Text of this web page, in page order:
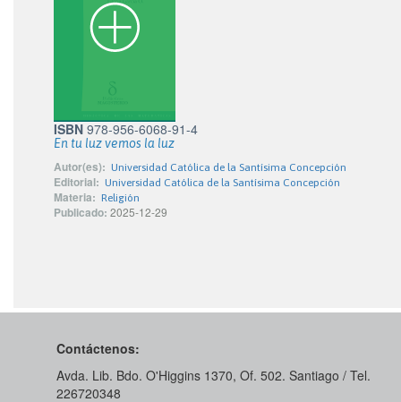
ISBN 978-956-6068-91-4
En tu luz vemos la luz
Autor(es): Universidad Católica de la Santísima Concepción
Editorial: Universidad Católica de la Santísima Concepción
Materia: Religión
Publicado: 2025-12-29
Contáctenos:
Avda. Lib. Bdo. O'Higgins 1370, Of. 502. Santiago / Tel.
226720348